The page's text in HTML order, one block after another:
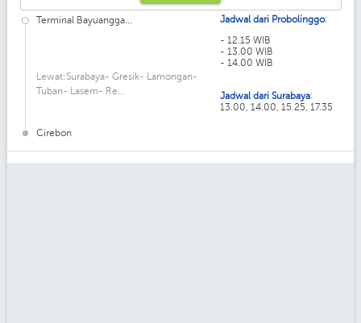
Terminal Bayuangga...
Lewat:Surabaya- Gresik- Lamongan-
Tuban- Lasem- Re...
Cirebon
Jadwal dari Probolinggo:
- 12.15 WIB
- 13.00 WIB
- 14.00 WIB
Jadwal dari Surabaya:
13.00, 14.00, 15.25, 17.35